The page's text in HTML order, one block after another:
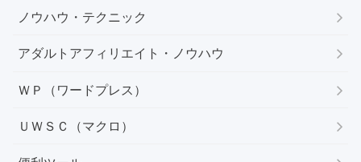
ノウハウ・テクニック
アダルトアフィリエイト・ノウハウ
ＷＰ（ワードプレス）
ＵＷＳＣ（マクロ）